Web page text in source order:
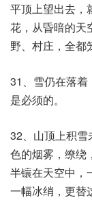
平顶上望出去，
花，从昏暗的天
野、村庄，全都
31、雪仍在落
是必须的。
32、山顶上积雪
色的烟雾，缭绕
半镶在天空中，
一幅冰绡，更替